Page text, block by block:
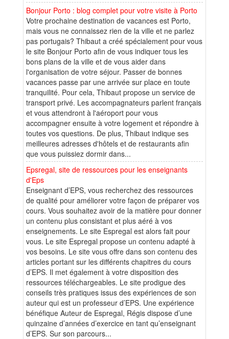
Bonjour Porto : blog complet pour votre visite à Porto
Votre prochaine destination de vacances est Porto,
mais vous ne connaissez rien de la ville et ne parlez
pas portugais? Thibaut a créé spécialement pour vous
le site Bonjour Porto afin de vous indiquer tous les
bons plans de la ville et de vous aider dans
l'organisation de votre séjour. Passer de bonnes
vacances passe par une arrivée sur place en toute
tranquilité. Pour cela, Thibaut propose un service de
transport privé. Les accompagnateurs parlent français
et vous attendront à l'aéroport pour vous
accompagner ensuite à votre logement et répondre à
toutes vos questions. De plus, Thibaut indique ses
meilleures adresses d'hôtels et de restaurants afin
que vous puissiez dormir dans...
Epsregal, site de ressources pour les enseignants
d'Eps
Enseignant d’EPS, vous recherchez des ressources
de qualité pour améliorer votre façon de préparer vos
cours. Vous souhaitez avoir de la matière pour donner
un contenu plus consistant et plus aéré à vos
enseignements. Le site Espregal est alors fait pour
vous. Le site Espregal propose un contenu adapté à
vos besoins. Le site vous offre dans son contenu des
articles portant sur les différents chapitres du cours
d’EPS. Il met également à votre disposition des
ressources téléchargeables. Le site prodigue des
conseils très pratiques issus des expériences de son
auteur qui est un professeur d’EPS. Une expérience
bénéfique Auteur de Espregal, Régis dispose d’une
quinzaine d’années d’exercice en tant qu’enseignant
d’EPS. Sur son parcours...